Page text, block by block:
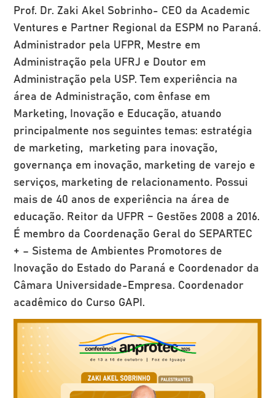
Prof. Dr. Zaki Akel Sobrinho- CEO da Academic
Ventures e Partner Regional da ESPM no Paraná.
Administrador pela UFPR, Mestre em
Administração pela UFRJ e Doutor em
Administração pela USP. Tem experiência na
área de Administração, com ênfase em
Marketing, Inovação e Educação, atuando
principalmente nos seguintes temas: estratégia
de marketing, marketing para inovação,
governança em inovação, marketing de varejo e
serviços, marketing de relacionamento. Possui
mais de 40 anos de experiência na área de
educação. Reitor da UFPR – Gestões 2008 a 2016.
É membro da Coordenação Geral do SEPARTEC
+ – Sistema de Ambientes Promotores de
Inovação do Estado do Paraná e Coordenador da
Câmara Universidade-Empresa. Coordenador
acadêmico do Curso GAPI.